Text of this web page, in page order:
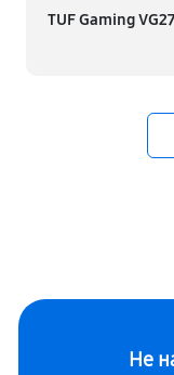
TUF Gaming
Не